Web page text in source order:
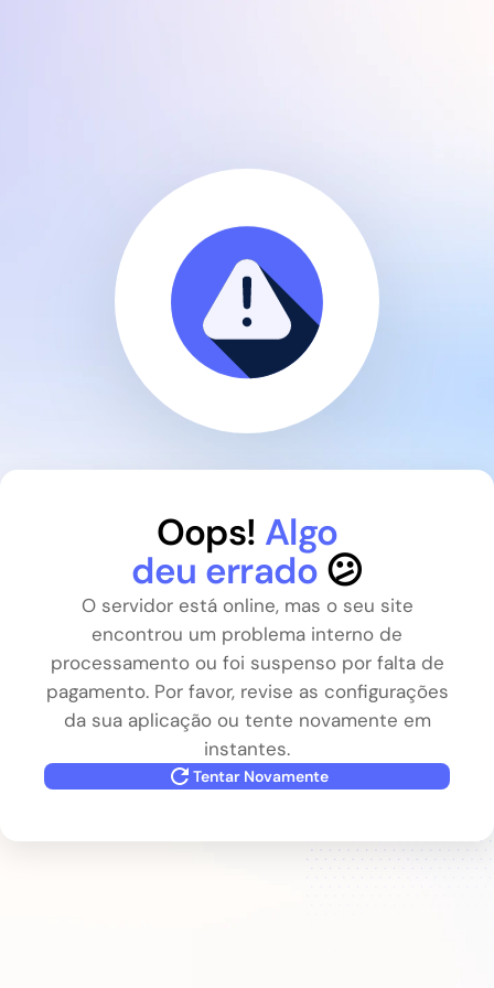
Oops! Algo
deu errado 😕
O servidor está online, mas o seu site
encontrou um problema interno de
processamento ou foi suspenso por falta de
pagamento. Por favor, revise as configurações
da sua aplicação ou tente novamente em
instantes.
Tentar Novamente